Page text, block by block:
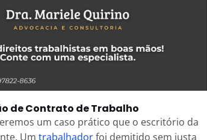
de Contrato de Trabalho
um caso prático que o escritório da
Um trabalhadorfoi demitido sem justa